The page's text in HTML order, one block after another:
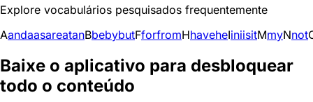
Explore vocabulários pesquisados frequentemente
AandaasareatanBbebybutFforfromHhaveheIiniisitMmyNnot
Baixe o aplicativo para desbloquear
todo o conteúdo